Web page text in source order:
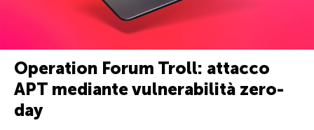
Operation Forum Troll: attacco
APT mediante vulnerabilità zero-
day